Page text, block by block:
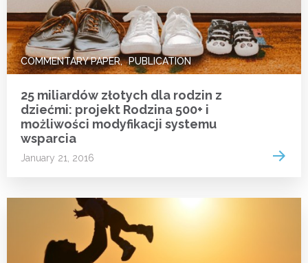
COMMENTARY PAPER PUBLICATION
25 miliardów złotych dla rodzin z
dziećmi: projekt Rodzina 500+ i
możliwości modyfikacji systemu
wsparcia
January 21, 2016 Read